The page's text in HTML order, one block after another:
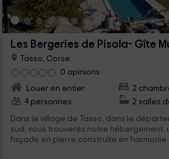
Les Bergeries de Pisola- Gîte
Tasso, Corse
0 opinions
Louer en entier
2
4 personnes
2 salles
Dans le village de Tasso, dans le
sud, vous trouverez notre hébergement,
façade en pierre construite en harmonie